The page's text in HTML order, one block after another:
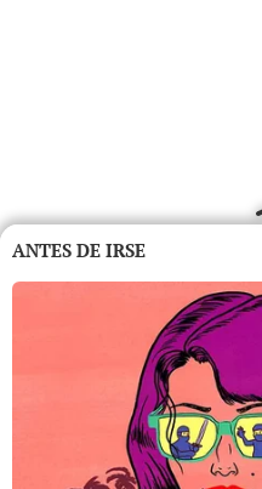
ANTES DE IRSE